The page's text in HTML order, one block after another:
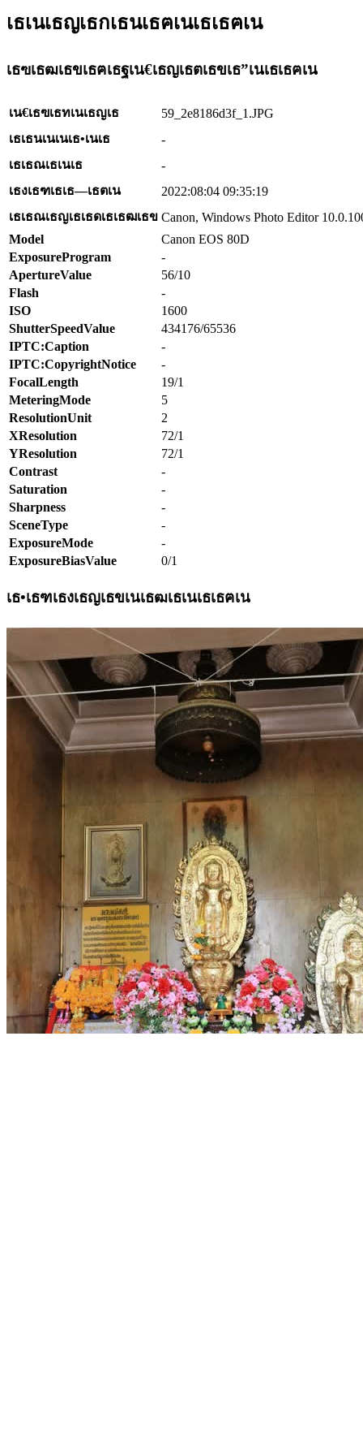
เธเนเธญเธกเธนเธฅเนเธเธฅเน
เธฃเธฒเธขเธฅเธฐเน€เธญเธตเธขเธ”เนเธเธฅเน
เน€เธฃเธทเนเธญเธ
59_2e8186d3f_1.JPG
เธเธนเนเนเธ•เนเธ
-
เธเธณเธเนเธ
-
เธงเธฑเธเธ—เธตเน
2022:08:04 09:35:19
เธเธณเธญเธเธดเธเธฒเธข Canon, Windows Photo Editor
Model
Canon EOS 80D
ExposureProgram
-
ApertureValue
56/10
Flash
-
ISO
1600
ShutterSpeedValue
434176/65536
IPTC:Caption
-
IPTC:CopyrightNotice
-
FocalLength
19/1
MeteringMode
5
ResolutionUnit
2
XResolution
72/1
YResolution
72/1
Contrast
-
Saturation
-
Sharpness
-
SceneType
-
ExposureMode
-
ExposureBiasValue
0/1
เธ•เธฑเธงเธญเธขเนเธฒเธเนเธเธฅเน